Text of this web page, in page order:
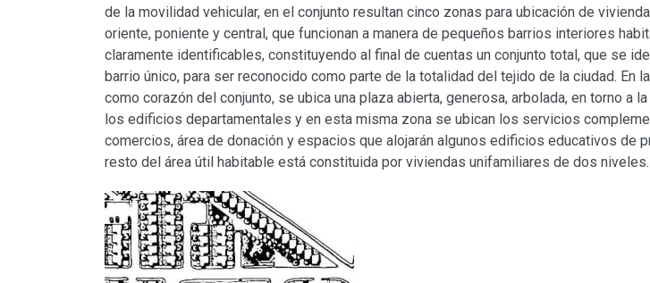
de la movilidad vehicular, en el conjunto resultan cinco zonas para ubicación de
oriente, poniente y central, que funcionan a manera de pequeños barrios interiores
claramente identificables, constituyendo al final de cuentas un conjunto total, que se
barrio único, para ser reconocido como parte de la totalidad del tejido de la ciudad. En
como corazón del conjunto, se ubica una plaza abierta, generosa, arbolada, en torno a
los edificios departamentales y en esta misma zona se ubican los servicios
comercios, área de donación y espacios que alojarán algunos edificios educativos de
resto del área útil habitable está constituida por viviendas unifamiliares de dos niveles.